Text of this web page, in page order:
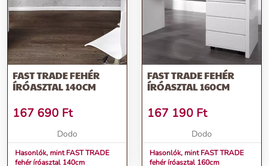
FAST TRADE FEHÉR
ÍRÓASZTAL 140CM
167 690 Ft
Dodo
Hasonlók, mint FAST TRADE
fehér íróasztal 140cm
FAST TRADE FEHÉR
ÍRÓASZTAL 160CM
167 190 Ft
Dodo
Hasonlók, mint FAST TRADE
fehér íróasztal 160cm